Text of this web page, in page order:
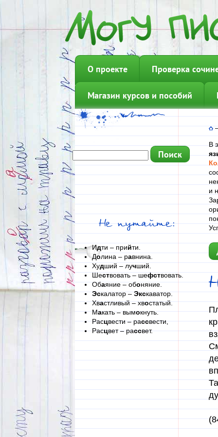
О проекте Проверка
Магазин курсов и пособий
Не путайте:
Идти – прийти.
Долина – равнина.
Худший – лучший.
Шествовать – шефствовать.
Обаяние – обоняние.
Эскалатор –Экскаватор.
Хвастливый – хвостатый.
Макать – вымокнуть.
Расцвести – рассвести,
Расцвет – рассвет.
В
и